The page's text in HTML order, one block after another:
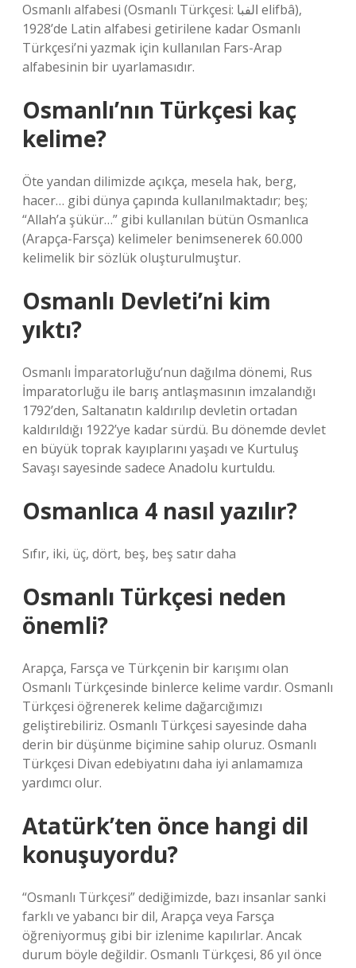
Osmanlı alfabesi (Osmanlı Türkçesi: الفبا elifbâ),
1928’de Latin alfabesi getirilene kadar Osmanlı
Türkçesi’ni yazmak için kullanılan Fars-Arap
alfabesinin bir uyarlamasıdır.
Osmanlı’nın Türkçesi kaç
kelime?
Öte yandan dilimizde açıkça, mesela hak, berg,
hacer… gibi dünya çapında kullanılmaktadır; beş;
“Allah’a şükür…” gibi kullanılan bütün Osmanlıca
(Arapça-Farsça) kelimeler benimsenerek 60.000
kelimelik bir sözlük oluşturulmuştur.
Osmanlı Devleti’ni kim
yıktı?
Osmanlı İmparatorluğu’nun dağılma dönemi, Rus
İmparatorluğu ile barış antlaşmasının imzalandığı
1792’den, Saltanatın kaldırılıp devletin ortadan
kaldırıldığı 1922’ye kadar sürdü. Bu dönemde devlet
en büyük toprak kayıplarını yaşadı ve Kurtuluş
Savaşı sayesinde sadece Anadolu kurtuldu.
Osmanlıca 4 nasıl yazılır?
Sıfır, iki, üç, dört, beş, beş satır daha
Osmanlı Türkçesi neden
önemli?
Arapça, Farsça ve Türkçenin bir karışımı olan
Osmanlı Türkçesinde binlerce kelime vardır. Osmanlı
Türkçesi öğrenerek kelime dağarcığımızı
geliştirebiliriz. Osmanlı Türkçesi sayesinde daha
derin bir düşünme biçimine sahip oluruz. Osmanlı
Türkçesi Divan edebiyatını daha iyi anlamamıza
yardımcı olur.
Atatürk’ten önce hangi dil
konuşuyordu?
“Osmanlı Türkçesi” dediğimizde, bazı insanlar sanki
farklı ve yabancı bir dil, Arapça veya Farsça
öğreniyormuş gibi bir izlenime kapılırlar. Ancak
durum böyle değildir. Osmanlı Türkçesi, 86 yıl önce